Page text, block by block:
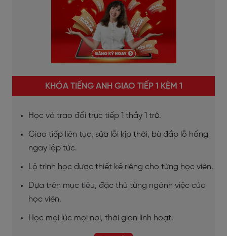
KHÓA TIẾNG ANH GIAO TIẾP 1 KÈM 1
Học và trao đổi trực tiếp 1 thầy 1 trò.
Giao tiếp liên tục, sửa lỗi kịp thời, bù đắp lỗ hổng
ngay lập tức.
Lộ trình học được thiết kế riêng cho từng học viên.
Dựa trên mục tiêu, đặc thù từng ngành việc của
học viên.
Học mọi lúc mọi nơi, thời gian linh hoạt.